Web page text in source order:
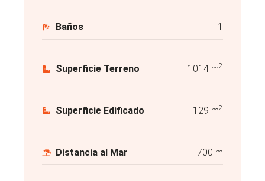
Baños 1
Superficie Terreno 1014 m2
Superficie Edificado 129 m2
Distancia al Mar 700 m